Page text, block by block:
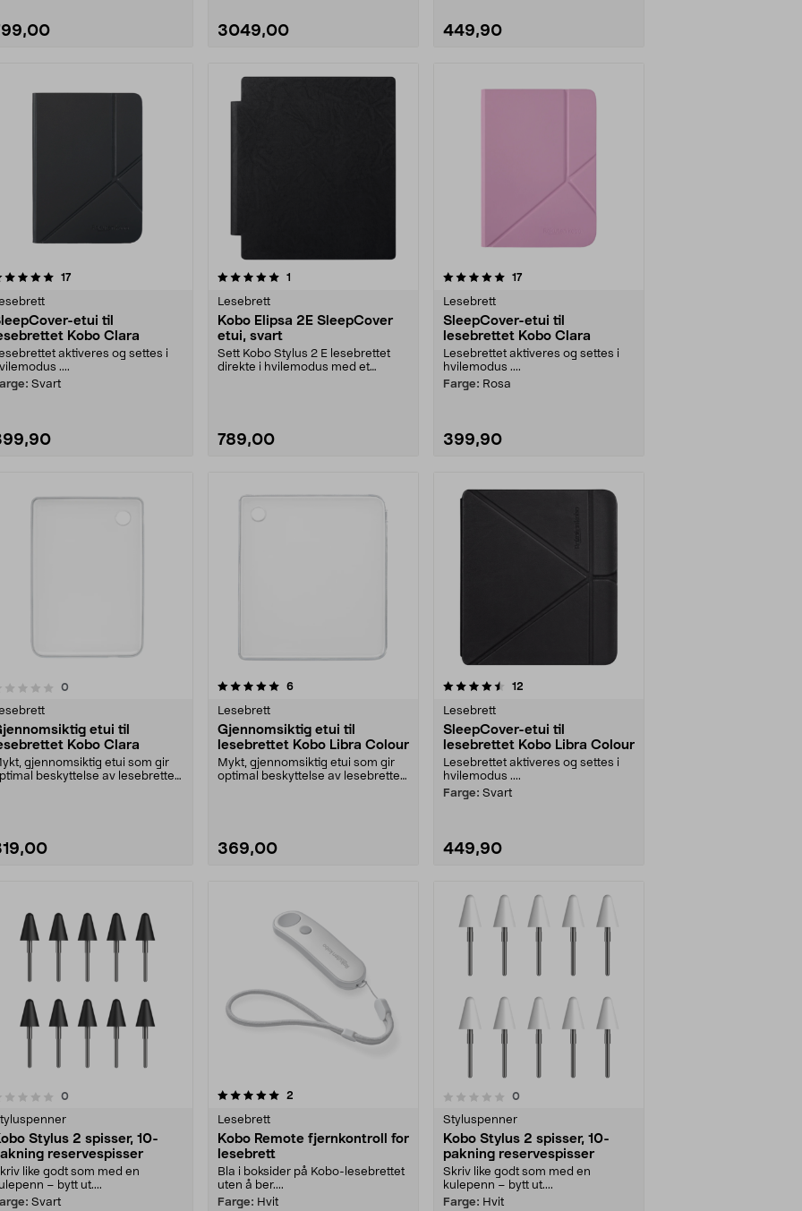
3049,00 449,90
17anmeldelser
etui til
Kobo Clara
aktiveres og settes i
....
Svart
5.0 av 5 stjerner 1
Lesebrett
Kobo Elipsa 2E SleepCover
etui, svart
Sett Kobo Stylus 2 E lesebrettet
direkte i hvilemodus med et
789,00
5.0 av 5 stjerner 17anmeldelser
Lesebrett
SleepCover-etui til
lesebrettet Kobo Clara
Lesebrettet aktiveres og settes i
hvilemodus ....
Farge: Rosa
399,90
0
etui til
Kobo Clara
gjennomsiktig etui som gir
beskyttelse av lesebrettet
5.0 av 5 stjerner 6anmeldelser
Lesebrett
Gjennomsiktig etui til
lesebrettet Kobo Libra Colour
Mykt, gjennomsiktig etui som gir
optimal beskyttelse av lesebrettet
369,00
4.5 av 5 stjerner 12
Lesebrett
SleepCover-etui til
lesebrettet Kobo Libra Colour
Lesebrettet aktiveres og settes i
hvilemodus ....
Farge: Svart
449,90
0
Stylus 2 spisser, 10-
reservespisser
like godt som med en
– bytt ut....
Svart
5.0 av 5 stjerner 2
Lesebrett
Kobo Remote fjernkontroll for
lesebrett
Bla i boksider på Kobo-lesebrettet
uten å ber....
Farge: Hvit
0.0 av 5 stjerner 0
Styluspenner
Kobo Stylus 2 spisser, 10-
pakning reservespisser
Skriv like godt som med en
kulepenn – bytt ut....
Farge: Hvit